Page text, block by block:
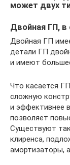
может двух
Двойная ГП,
Двойная ГП
детали ГП
и имеют
Что касается
сложную
и эффективнее
позволяет
Существуют
клиренса,
амортизаторы,